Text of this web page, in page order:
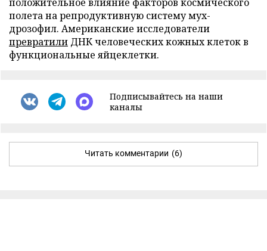
полета на репродуктивную систему мух-
дрозофил. Американские исследователи
превратили ДНК человеческих кожных клеток в
функциональные яйцеклетки.
Подписывайтесь на наши
каналы
Читать комментарии (6)